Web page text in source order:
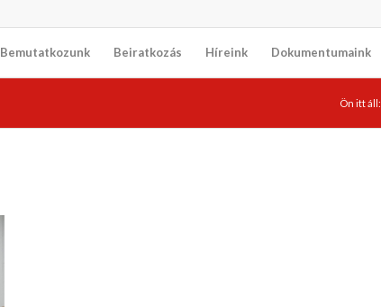
Bemutatkozunk Beiratkozás Híreink Dokumentumaink
Ön itt áll: